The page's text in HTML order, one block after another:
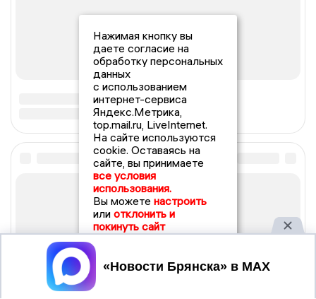
Нажимая кнопку вы
даете согласие на
обработку персональных
данных
с использованием
интернет-сервиса
Яндекс.Метрика,
top.mail.ru, LiveInternet.
На сайте используются
cookie. Оставаясь на
сайте, вы принимаете
все условия
использования.
Вы можете настроить
или отклонить и
покинуть сайт
Принять